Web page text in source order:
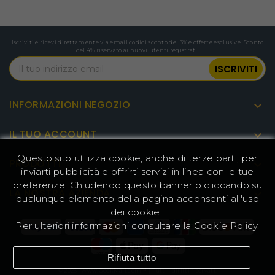
IL TUO ACCOUNT 
PRODOTTI 
LA NOSTRA AZIENDA 
INFORMAZIONI NEGOZIO 
Iscriviti e ricevi direttamente via email codici sconto del 3% e offerte esclusive. Sconto
del 4% riservato ai nuovi utenti registrati.
Questo sito utilizza cookie, anche di terze parti, per
inviarti pubblicità e offrirti servizi in linea con le tue
preferenze. Chiudendo questo banner o cliccando su
qualunque elemento della pagina acconsenti all'uso
dei cookie.
Per ulteriori informazioni consultare la Cookie Policy.
Rifiuta tutto
© 2026 - www.GeekMall.com™ | Tutti i diritti riservati.